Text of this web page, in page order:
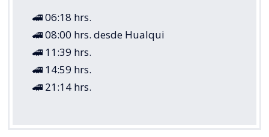
🚄 06:18 hrs.
🚄 08:00 hrs. desde Hualqui
🚄 11:39 hrs.
🚄 14:59 hrs.
🚄 21:14 hrs.